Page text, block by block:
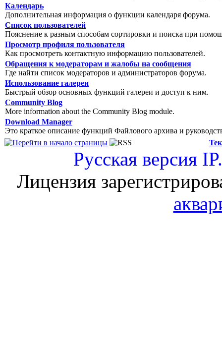
Календарь
Дополнительная информация о функции календаря форума.
Список пользователей
Пояснение к разным способам сортировки и поиска при
Просмотр профиля пользователя
Как просмотреть контактную информацию пользователей.
Обращения к модераторам и жалобы на сообщения
Где найти список модераторов и администраторов форума.
Использование галереи
Быстрый обзор основных функций галереи и доступ к ним.
Community Blog
More information about the Community Blog module.
Download Manager
Это краткое описание функций Файлового архива и
Русская версия
Лицензия